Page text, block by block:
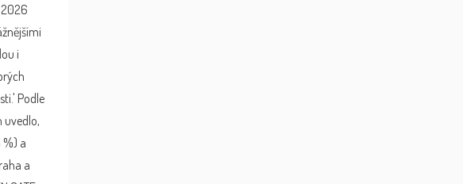
2026
i
Podle
uvedlo,
a
a